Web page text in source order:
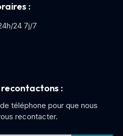
:
24 7j/7
recontactons :
téléphone pour que nous
recontacter.